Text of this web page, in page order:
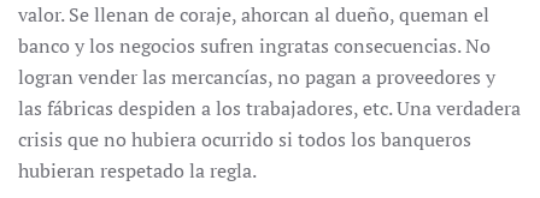
valor. Se llenan de coraje, ahorcan al dueño, queman el
banco y los negocios sufren ingratas consecuencias. No
logran vender las mercancías, no pagan a proveedores y
las fábricas despiden a los trabajadores, etc. Una verdadera
crisis que no hubiera ocurrido si todos los banqueros
hubieran respetado la regla.